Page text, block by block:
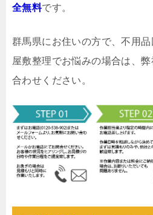
全無料です。
群馬県にお住いの方で、不用品
屋敷整理でお悩みの場合は、
合わせください。